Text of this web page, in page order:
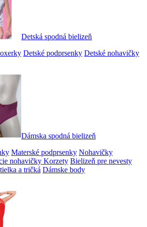
Detská spodná bielizeň
Detské podprsenky Detské nohavičky
Dámska spodná bielizeň
Materské podprsenky Nohavičky
nohavičky Korzety Bielizeň pre nevesty
a tričká Dámske body